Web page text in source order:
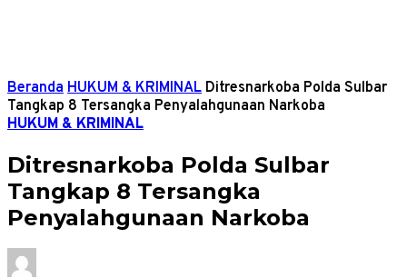
Beranda HUKUM & KRIMINAL Ditresnarkoba Polda Sulbar
Tangkap 8 Tersangka Penyalahgunaan Narkoba
HUKUM & KRIMINAL
Ditresnarkoba Polda Sulbar
Tangkap 8 Tersangka
Penyalahgunaan Narkoba